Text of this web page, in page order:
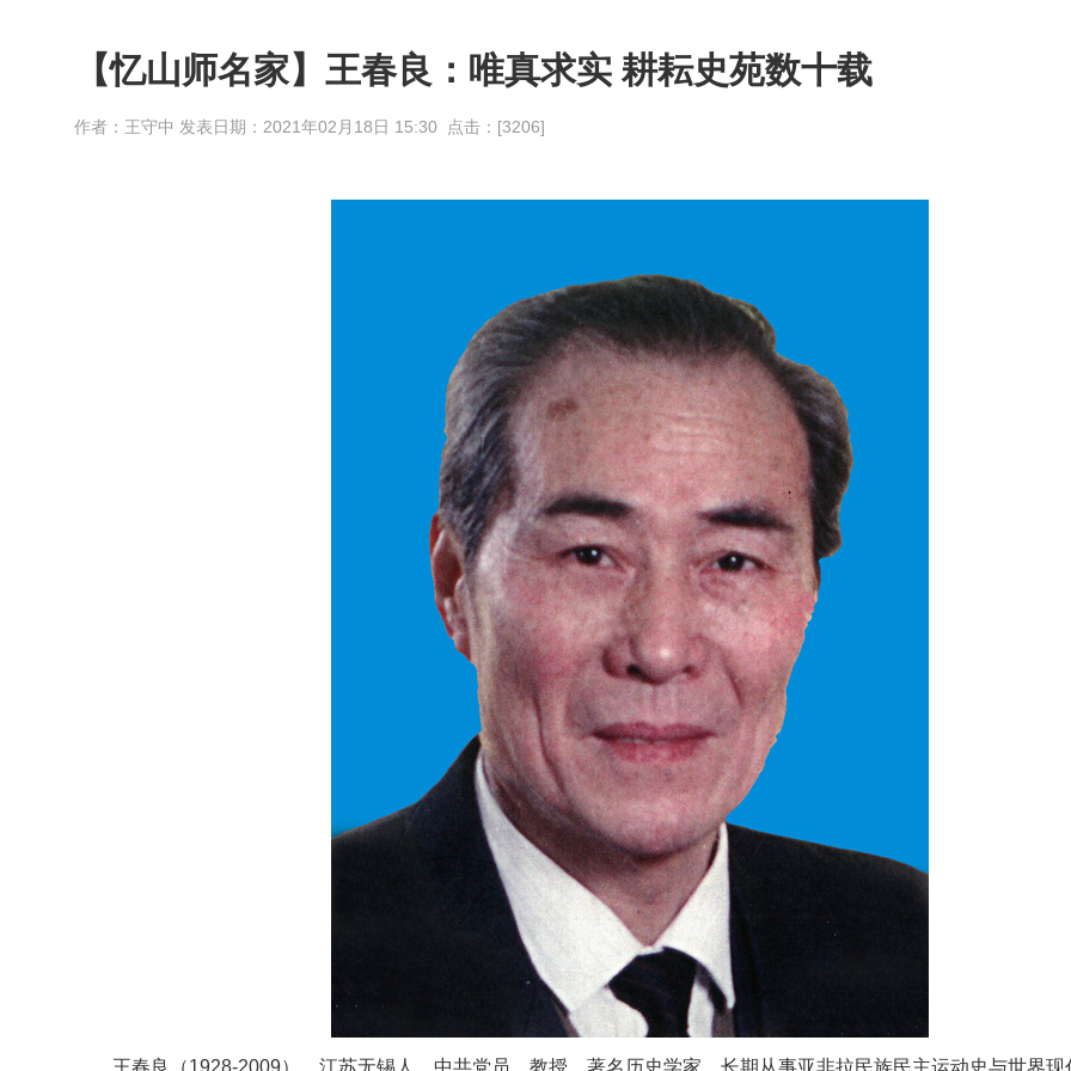
【忆山师名家】王春良：唯真求实 耕耘史苑数十载
作者：王守中 发表日期： 2021年02月18日 15:30 点击：[3206]
王春良（1928-2009），江苏无锡人，中共党员，教授。著名历史学家，长期从事亚非拉民族民主运动史与世界现